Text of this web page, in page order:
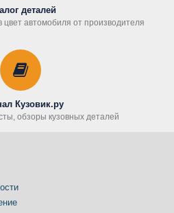
деталей
цвет автомобиля от производителя
Кузовик.ру
обзоры кузовных деталей